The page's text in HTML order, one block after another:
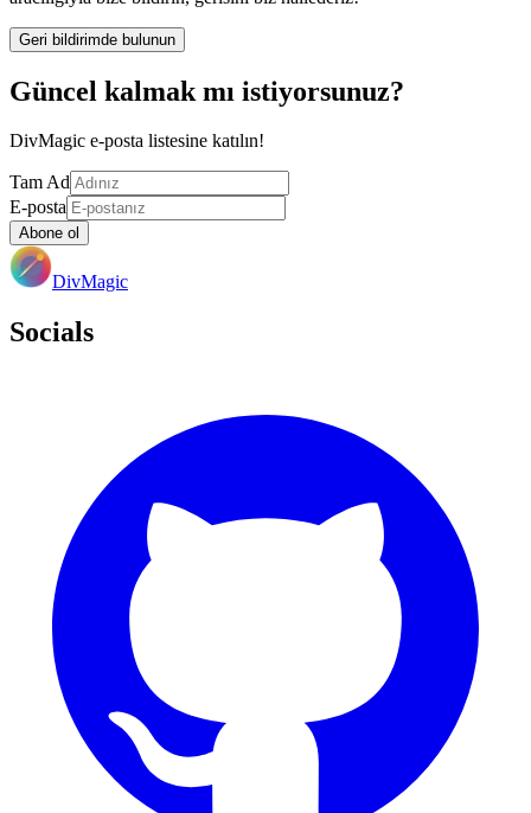
Geri bildirimde bulunun
Güncel kalmak mı istiyorsunuz?
DivMagic e-posta listesine katılın!
Tam Ad
E-posta
Abone ol
DivMagic
Socials